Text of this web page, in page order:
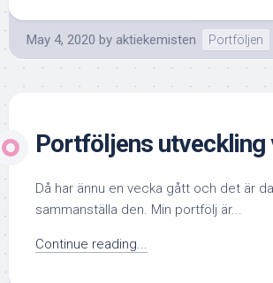
May 4, 2020 by aktiekemisten Portföljen
Portföljens utveckling
Då har ännu en vecka gått och det är
sammanställa den. Min portfölj är...
Continue reading...